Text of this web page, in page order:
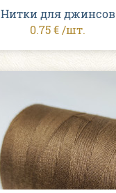
Нитки для джинсов
0.75 € /шт.